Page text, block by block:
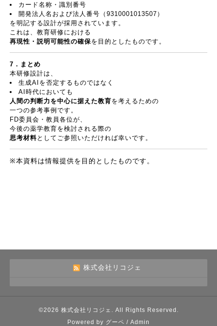
カード名称・識別番号
開発法人名および法人番号（ 9310001013507 ）
を明記する設計が採用されています。
これは、教育研修における
再現性・説明可能性の確保を目的としたものです。
7 ．まとめ
本研修設計は、
生成AI を否定するものではなく
AI時代においても
人間の判断力を中心に据えた教育を考えるための
一つの参考事例です。
FD委員会・教員各位が、
今後の薬学教育を検討される際の
思考材料としてご参照いただければ幸いです。
※本資料は情報提供を目的としたものです。
株式会社リコジェ
©2026 株式会社リコジェ
. All Rights Reserved.
Powered by グーペ / Admin